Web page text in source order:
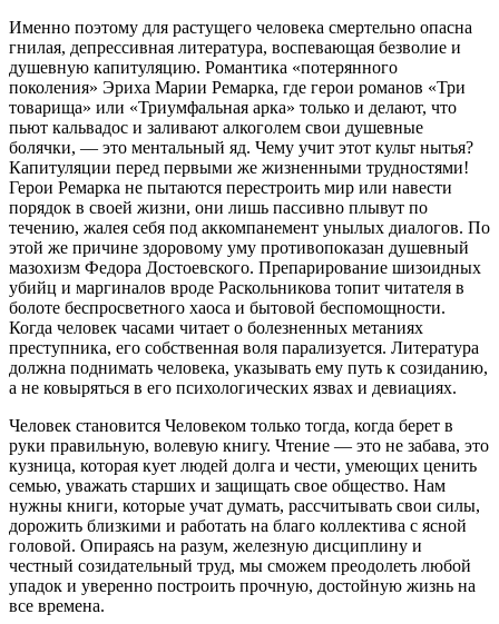
Именно поэтому для растущего человека смертельно опасна
гнилая, депрессивная литература, воспевающая безволие и
душевную капитуляцию. Романтика «потерянного
поколения» Эриха Марии Ремарка, где герои романов «Три
товарища» или «Триумфальная арка» только и делают, что
пьют кальвадос и заливают алкоголем свои душевные
болячки, — это ментальный яд. Чему учит этот культ нытья?
Капитуляции перед первыми же жизненными трудностями!
Герои Ремарка не пытаются перестроить мир или навести
порядок в своей жизни, они лишь пассивно плывут по
течению, жалея себя под аккомпанемент унылых диалогов. По
этой же причине здоровому уму противопоказан душевный
мазохизм Федора Достоевского. Препарирование шизоидных
убийц и маргиналов вроде Раскольникова топит читателя в
болоте беспросветного хаоса и бытовой беспомощности.
Когда человек часами читает о болезненных метаниях
преступника, его собственная воля парализуется. Литература
должна поднимать человека, указывать ему путь к созиданию,
а не ковыряться в его психологических язвах и девиациях.
Человек становится Человеком только тогда, когда берет в
руки правильную, волевую книгу. Чтение — это не забава, это
кузница, которая кует людей долга и чести, умеющих ценить
семью, уважать старших и защищать свое общество. Нам
нужны книги, которые учат думать, рассчитывать свои силы,
дорожить близкими и работать на благо коллектива с ясной
головой. Опираясь на разум, железную дисциплину и
честный созидательный труд, мы сможем преодолеть любой
упадок и уверенно построить прочную, достойную жизнь на
все времена.